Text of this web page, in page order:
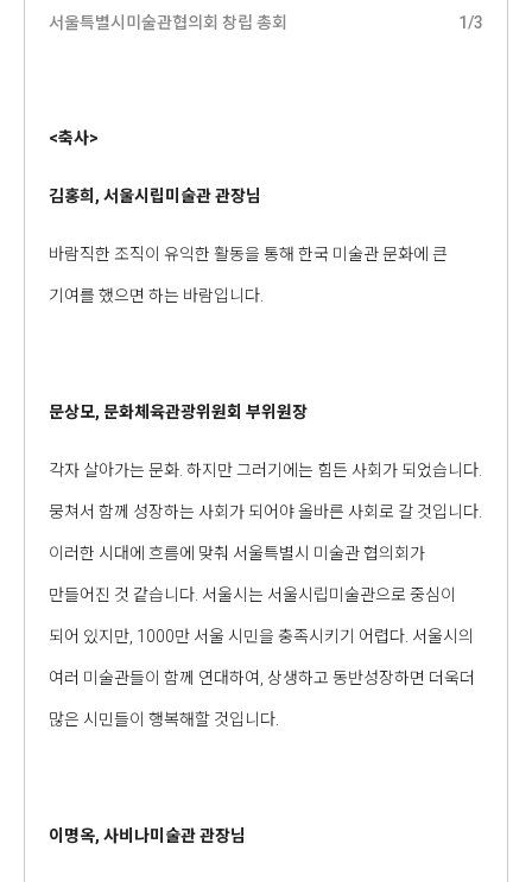
서울특별시미술관협의회 창립 총회 1/3
<축사>
김홍희, 서울시립미술관 관장님
바람직한 조직이 유익한 활동을 통해 한국 미술관 문화에 큰
기여를 했으면 하는 바람입니다.
문상모, 문화체육관광위원회 부위원장
각자 살아가는 문화. 하지만 그러기에는 힘든 사회가 되었습니다.
뭉쳐서 함께 성장하는 사회가 되어야 올바른 사회로 갈 것입니다.
이러한 시대에 흐름에 맞춰 서울특별시 미술관 협의회가
만들어진 것 같습니다. 서울시는 서울시립미술관으로 중심이
되어 있지만, 1000만 서울 시민을 충족시키기 어렵다. 서울시의
여러 미술관들이 함께 연대하여, 상생하고 동반성장하면 더욱더
많은 시민들이 행복해할 것입니다.
이명옥, 사비나미술관 관장님